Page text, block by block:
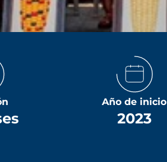
Año de inicio
2023